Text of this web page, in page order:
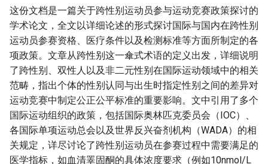
这份文档是一篇关于跨性别运动员参与运动竞赛政策探讨的
学术论文，全文以详细论述的形式探讨国际与国内在跨性别
运动员参赛资格、医疗条件以及检测标准等方面所制定的各
项政策。文章从跨性别这一傘式术语的定义出发，详细说明
了跨性别、双性人以及非二元性别在国际运动领域中的相关
范畴，指出个体的性别认同与出生时指定性别之间的差异对
运动竞赛中制定公正公平标准的重要影响。文中引用了多个
国际运动组织的政策，包括国际奥林匹克委员会（IOC）、
各国际单项运动总会以及世界反兴奋剂机构（WADA）的相
关规定，详尽讨论了跨性别运动员在参赛过程中需要满足的
医学指标，如血清睪固酮的具体浓度要求（例如10nmol/L